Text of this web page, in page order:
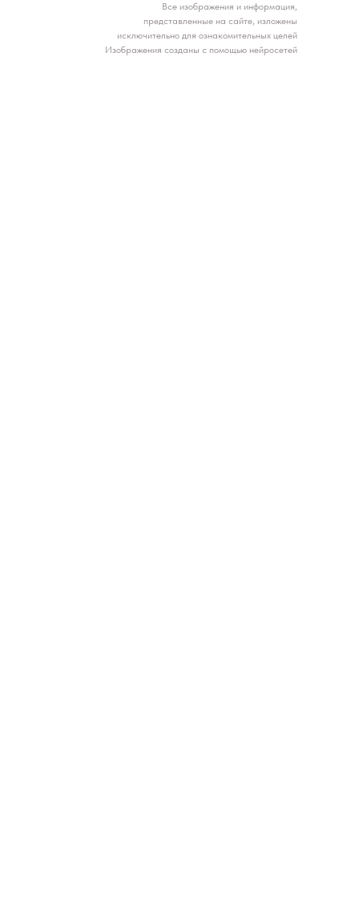
Все изображения и информация,
представленные на сайте, изложены
исключительно для ознакомительных целей
Изображения созданы с помощью нейросетей